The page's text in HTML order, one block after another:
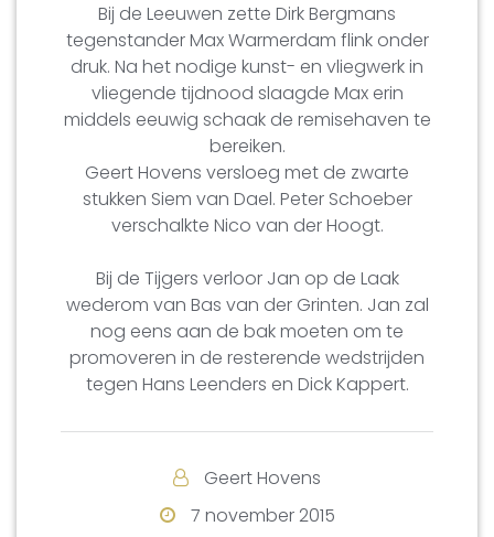
Bij de Leeuwen zette Dirk Bergmans
tegenstander Max Warmerdam flink onder
druk. Na het nodige kunst- en vliegwerk in
vliegende tijdnood slaagde Max erin
middels eeuwig schaak de remisehaven te
bereiken.
Geert Hovens versloeg met de zwarte
stukken Siem van Dael. Peter Schoeber
verschalkte Nico van der Hoogt.
Bij de Tijgers verloor Jan op de Laak
wederom van Bas van der Grinten. Jan zal
nog eens aan de bak moeten om te
promoveren in de resterende wedstrijden
tegen Hans Leenders en Dick Kappert.
Geert Hovens
7 november 2015